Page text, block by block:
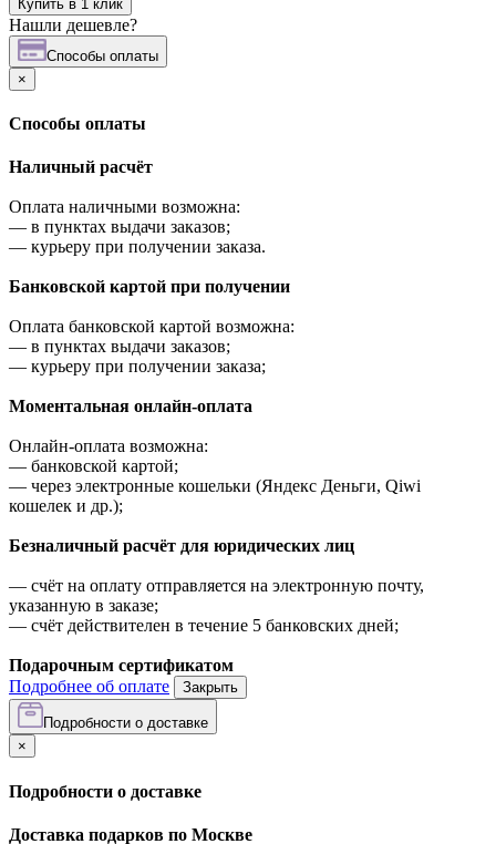
Купить в 1 клик
Нашли дешевле?
Cпособы оплаты
×
Cпособы оплаты
Наличный расчёт
Оплата наличными возможна:
— в пунктах выдачи заказов;
— курьеру при получении заказа.
Банковской картой при получении
Оплата банковской картой возможна:
— в пунктах выдачи заказов;
— курьеру при получении заказа;
Моментальная онлайн-оплата
Онлайн-оплата возможна:
— банковской картой;
— через электронные кошельки (Яндекс Деньги, Qiwi
кошелек и др.);
Безналичный расчёт для юридических лиц
— счёт на оплату отправляется на электронную почту,
указанную в заказе;
— счёт действителен в течение 5 банковских дней;
Подарочным сертификатом
Подробнее об оплате
Закрыть
Подробности о доставке
×
Подробности о доставке
Доставка подарков по Москве